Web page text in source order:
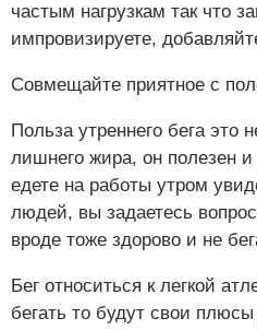
частым нагрузкам так что
импровизируете,
Совмещайте приятное с
Польза утреннего бега это
лишнего жира, он полезен
едете на работы утром
людей, вы задаетесь
вроде тоже здорово и не
Бег относиться к легкой
бегать то будут свои